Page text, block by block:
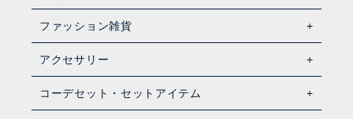
ファッション雑貨
アクセサリー
コーデセット・セットアイテム